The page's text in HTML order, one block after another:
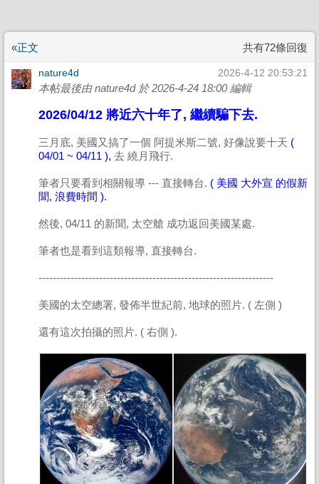
«正文 共有72條回復
nature4d 2026-4-12 20:53:21
本帖最後由 nature4d 於 2026-4-24 18:00 編輯
2026/04/12 將近六十年了, 繼續騙下去.
三月底, 美國又搞了一個 阿提米斯二號, 好像說要十天 (
04/01 ~ 04/11 ), 去 繞月飛行.
筆者只要看到相關報導 --- 直接轉台. ( 美國 大外宣 的假新
聞, 浪費時間 ).
然後, 04/11 的新聞, 太空艙 成功返回美國某處.
筆者也是看到這類報導, 直接轉台.
------------------------------------------------------------------
美國的太空總署, 發佈半世紀前, 地球的照片. ( 左側 )
還有這次拍攝的照片. ( 右側 ).